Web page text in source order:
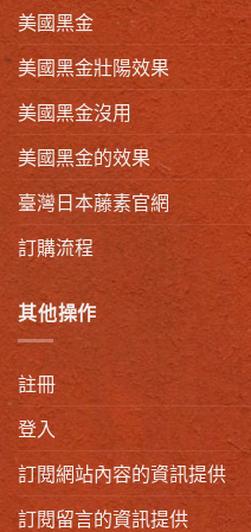
美國黑金
美國黑金壯陽效果
美國黑金沒用
美國黑金的效果
臺灣日本藤素官網
訂購流程
其他操作
註冊
登入
訂閱網站內容的資訊提供
訂閱留言的資訊提供